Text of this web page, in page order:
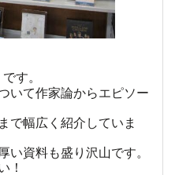
す。
いて作家論からエピソー
で幅広く紹介していま
資料も盛り沢山です。
！